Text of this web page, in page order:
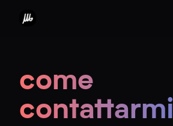
come
contattarmi